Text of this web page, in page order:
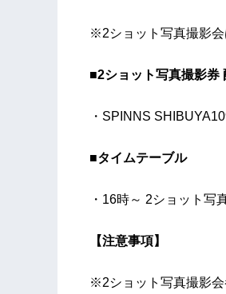
※2ショット写真撮影会
■2ショット写真撮影券
・SPINNS
■タイムテーブル
・16時～ 2ショット写
【注意事項】
※2ショット写真撮影会